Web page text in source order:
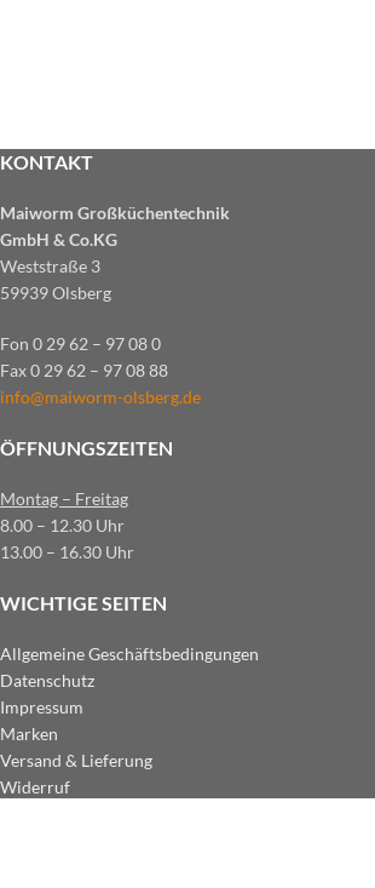
KONTAKT
Maiworm Großküchentechnik
GmbH & Co.KG
Weststraße 3
59939 Olsberg
Fon 0 29 62 – 97 08 0
Fax 0 29 62 – 97 08 88
info@maiworm-olsberg.de
ÖFFNUNGSZEITEN
Montag – Freitag
8.00 – 12.30 Uhr
13.00 – 16.30 Uhr
WICHTIGE SEITEN
Allgemeine Geschäftsbedingungen
Datenschutz
Impressum
Marken
Versand & Lieferung
Widerruf